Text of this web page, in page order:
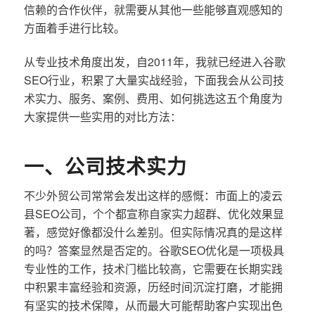
信赖的合作伙伴，就需要从其他一些能够直观感知的
方面着手进行比较。
从专业技术角度出发，自2011年，我就已经进入谷歌
SEO行业，积累了大量实战经验，下面我会从公司技
术实力、服务、案例、费用、如何挑选这五个角度为
大家提供一些实用的对比方法：
一、公司技术实力
不少外贸公司常常会发出这样的感慨：市面上的凌云
县SEO公司，个个都宣称自家实力超群、优化效果显
著，感觉好像都没什么差别。但实际情况真的是这样
的吗？答案显然是否定的。谷歌SEO优化是一项极具
专业性的工作，技术门槛比较高，它需要在长期实践
中积累丰富经验和资源，历经时间沉淀打磨，才能拥
有坚实的技术保障，从而最大可能帮助客户实现出色